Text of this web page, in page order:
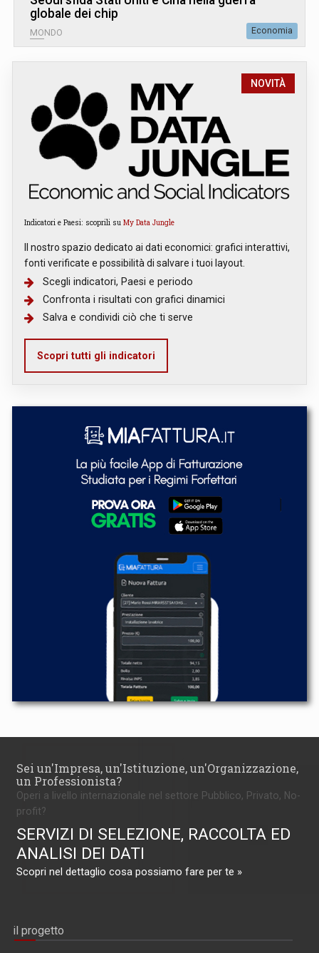
globale dei chip
MONDO Economia
NOVITÀ
Indicatori e Paesi: scoprili su My Data Jungle
Il nostro spazio dedicato ai dati economici: grafici interattivi,
fonti verificate e possibilità di salvare i tuoi layout.
Scegli indicatori, Paesi e periodo
Confronta i risultati con grafici dinamici
Salva e condividi ciò che ti serve
Scopri tutti gli indicatori
Sei un'Impresa, un'Istituzione, un'Organizzazione,
un Professionista?
Operi a livello internazionale nel settore Pubblico, Privato, No-
profit?
SERVIZI DI SELEZIONE, RACCOLTA ED
ANALISI DEI DATI
Scopri nel dettaglio cosa possiamo fare per te »
il progetto